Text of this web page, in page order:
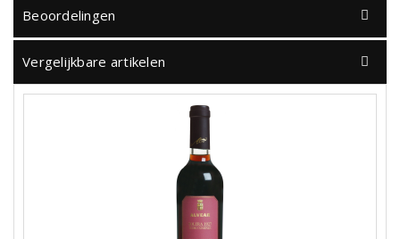
Beoordelingen
Vergelijkbare artikelen